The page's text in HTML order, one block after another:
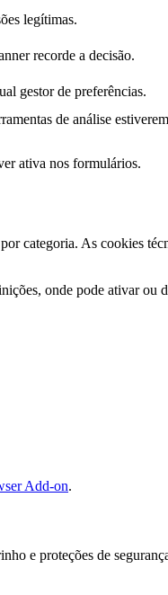
legítimas.
recorde a decisão.
gestor de preferências.
de análise estiverem
ativa nos formulários.
categoria. As cookies
onde pode ativar ou
Add-on.
e proteções de